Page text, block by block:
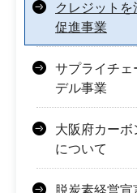
クレジット
促進事業
サプライチェ
デル事業
大阪府カー
について
脱炭素経営